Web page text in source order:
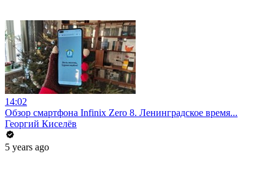
14:02
Обзор смартфона Infinix Zero 8. Ленинградское время...
Георгий Киселёв
5 years ago